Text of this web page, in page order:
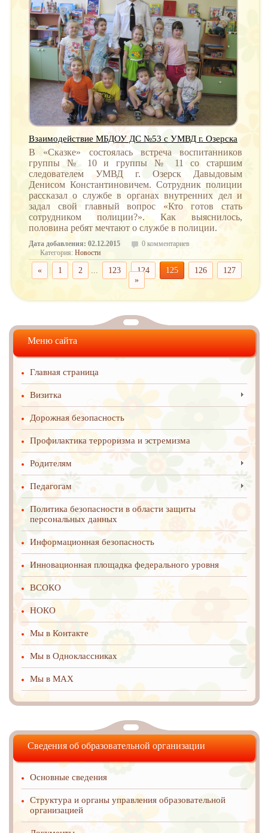
Взаимодействие МБДОУ ДС №53 с УМВД г. Озерска
В «Сказке» состоялась встреча воспитанников
группы № 10 и группы № 11 со старшим
следователем УМВД г. Озерск Давыдовым
Денисом Константиновичем. Сотрудник полиции
рассказал о службе в органах внутренних дел и
задал свой главный вопрос «Кто готов стать
сотрудником полиции?». Как выяснилось,
половина ребят мечтают о службе в полиции.
Дата добавления: 02.12.2015
0 комментариев
Категория: Новости
« 1 2 ... 123 124 125 126
127
»
Меню сайта
Главная страница
Визитка
Дорожная безопасность
Профилактика терроризма и эстремизма
Родителям
Педагогам
Политика безопасности в области защиты
персональных данных
Информационная безопасность
Инновационная площадка федерального уровня
ВСОКО
НОКО
Мы в Контакте
Мы в Одноклассниках
Мы в MAX
Сведения об образовательной организации
Основные сведения
Структура и органы управления образовательной
организацией